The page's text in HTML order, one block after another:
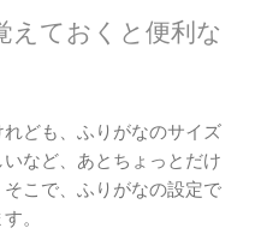
えておくと便利な
ども、ふりがなのサイズ
など、あとちょっとだけ
こで、ふりがなの設定で
。